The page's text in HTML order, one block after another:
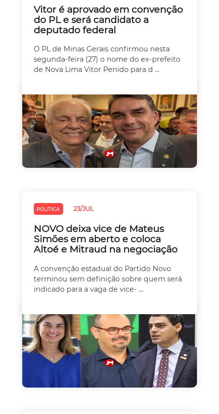
Vitor é aprovado em convenção
do PL e será candidato a
deputado federal
O PL de Minas Gerais confirmou nesta
segunda-feira (27) o nome do ex-prefeito
de Nova Lima Vitor Penido para d ...
POLÍTICA 23/JUL
NOVO deixa vice de Mateus
Simões em aberto e coloca
Altoé e Mitraud na negociação
A convenção estadual do Partido Novo
terminou sem definição sobre quem será
indicado para a vaga de vice- ...